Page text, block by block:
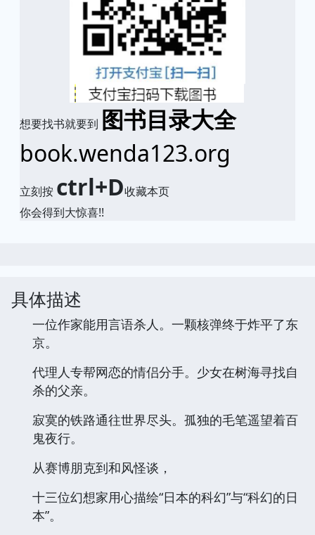
想要找书就要到 图书目录大全
book.wenda123.org
立刻按 ctrl+D收藏本页
你会得到大惊喜!!
具体描述
一位作家能用言语杀人。一颗核弹终于炸平了东
京。
代理人专帮网恋的情侣分手。少女在树海寻找自
杀的父亲。
寂寞的铁路通往世界尽头。孤独的毛笔遥望着百
鬼夜行。
从赛博朋克到和风怪谈，
十三位幻想家用心描绘“日本的科幻”与“科幻的日
本”。